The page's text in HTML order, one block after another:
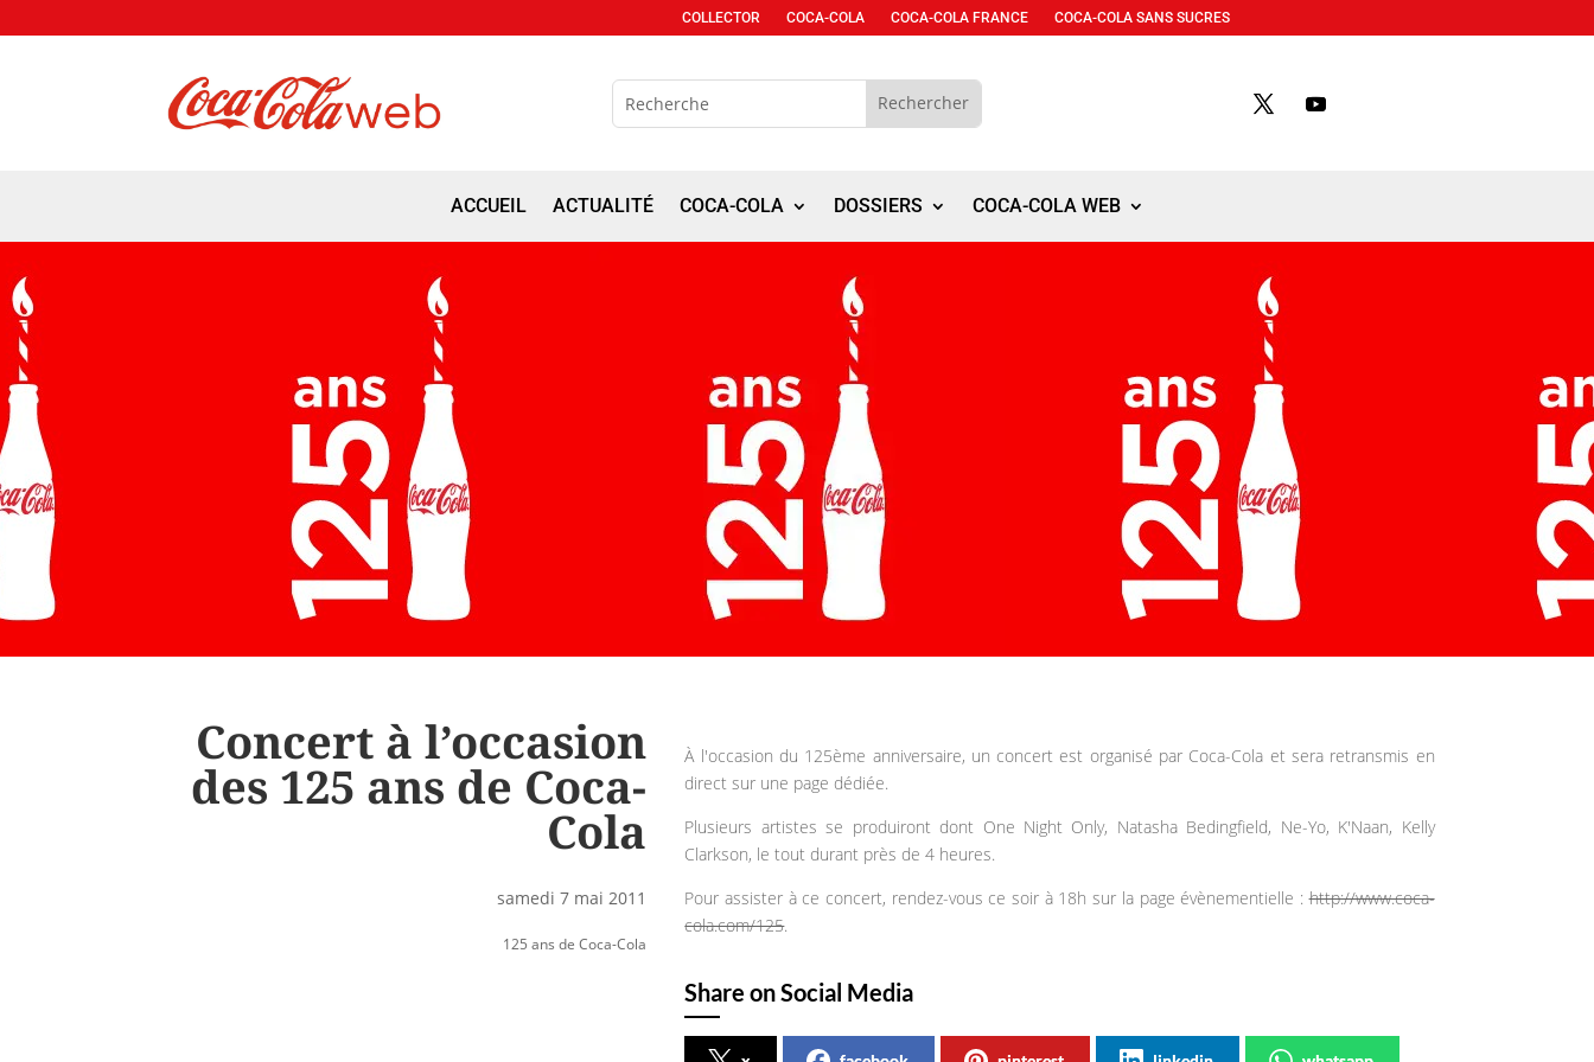
COLLECTOR COCA-COLA COCA-COLA FRANCE COCA-COLA SANS SUCRES
ACCUEIL ACTUALITÉ COCA-COLA DOSSIERS COCA-COLA WEB
Concert à l’occasion
des 125 ans de Coca-
Cola
samedi 7 mai 2011
125 ans de Coca-Cola
À l'occasion du 125ème anniversaire, un concert est organisé par Coca-Cola et sera retransmis en
direct sur une page dédiée.
Plusieurs artistes se produiront dont One Night Only, Natasha Bedingfield, Ne-Yo, K'Naan, Kelly
Clarkson, le tout durant près de 4 heures.
Pour assister à ce concert, rendez-vous ce soir à 18h sur la page évènementielle :http://www.coca-
cola.com/125.
Share on Social Media